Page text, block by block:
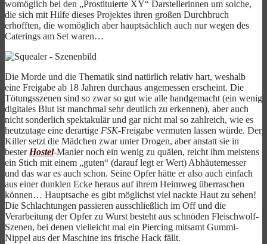
womöglich bei den „Prostituierte XY“ Darstellerinnen um solche,
die sich mit Hilfe dieses Projektes ihren großen Durchbruch
erhofften, die womöglich aber hauptsächlich auch nur wegen des
Caterings am Set waren…
Die Morde und die Thematik sind natürlich relativ hart, weshalb
eine Freigabe ab 18 Jahren durchaus angemessen erscheint. Die
Tötungsszenen sind so zwar so gut wie alle handgemacht (ein wenig
digitales Blut ist manchmal sehr deutlich zu erkennen), aber auch
nicht sonderlich spektakulär und gar nicht mal so zahlreich, wie es
heutzutage eine derartige FSK-Freigabe vermuten lassen würde. Der
Killer setzt die Mädchen zwar unter Drogen, aber anstatt sie in
besterHostel-Manier noch ein wenig zu quälen, reicht ihm meistens
ein Stich mit einem „guten“ (darauf legt er Wert) Abhäutemesser
und das war es auch schon. Seine Opfer hätte er also auch einfach
aus einer dunklen Ecke heraus auf ihrem Heimweg überraschen
können… Hauptsache es gibt möglichst viel nackte Haut zu sehen!
Die Schlachtungen passieren ausschließlich im Off und die
Verarbeitung der Opfer zu Wurst besteht aus schnöden Fleischwolf-
Szenen, bei denen vielleicht mal ein Piercing mitsamt Gummi-
Nippel aus der Maschine ins frische Hack fällt.